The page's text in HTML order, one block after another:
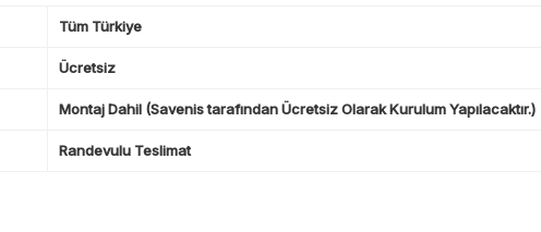
Tüm Türkiye
Ücretsiz
Montaj Dahil (Savenis tarafından Ücretsiz Olarak Kurulum Yapılacaktır.)
Randevulu Teslimat